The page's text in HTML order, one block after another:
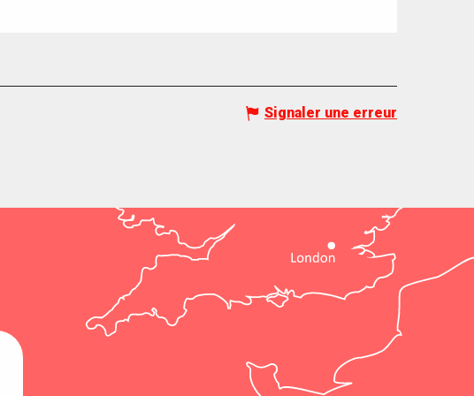
Signaler une erreur